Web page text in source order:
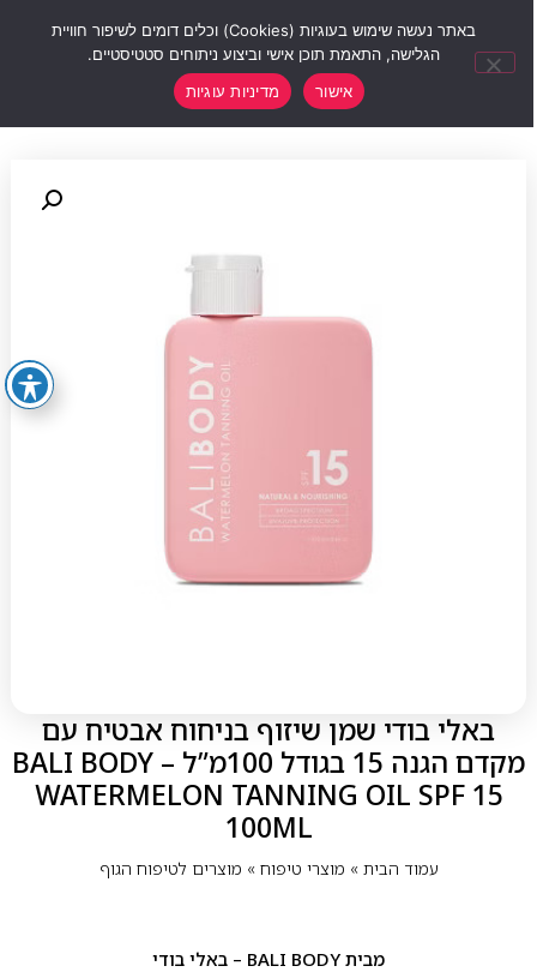
באלי בודי שמן שיזוף בניחוח אבטיח עם
מקדם הגנה 15 בגודל 100מ”ל – BALI BODY
WATERMELON TANNING OIL SPF 15
100ML
עמוד הבית» מוצרי טיפוח» מוצרים לטיפוח הגוף
מבית BALI BODY – באלי בודי
באתר נעשה שימוש בעוגיות (Cookies) וכלים דומים לשיפור חוויית
הגלישה, התאמת תוכן אישי וביצוע ניתוחים סטטיסטיים.
אישור
מדיניות עוגיות